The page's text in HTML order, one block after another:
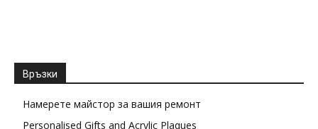
Връзки
Намерете майстор за вашия ремонт
Personalised Gifts and Acrylic Plaques